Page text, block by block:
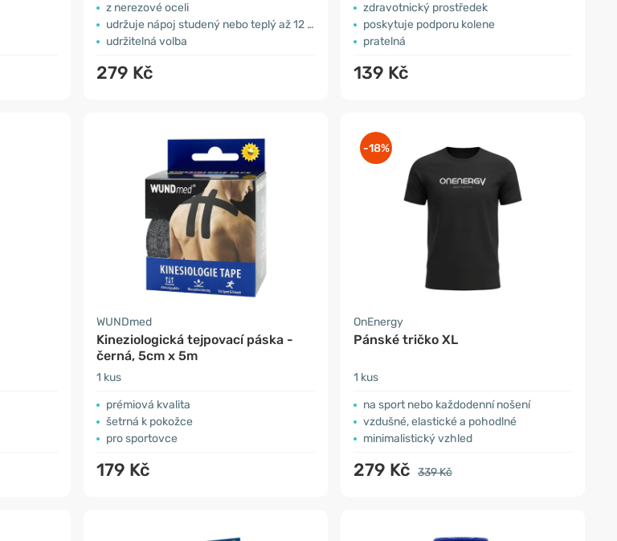
z nerezové oceli
udržuje nápoj studený nebo teplý až 12 hodin
udržitelná volba
279 Kč
zdravotnický prostředek
poskytuje podporu kolene
pratelná
139 Kč
WUNDmed
Kineziologická tejpovací páska -
černá, 5cm x 5m
1 kus
prémiová kvalita
šetrná k pokožce
pro sportovce
179 Kč
-18%
OnEnergy
Pánské tričko XL
1 kus
na sport nebo každodenní nošení
vzdušné, elastické a pohodlné
minimalistický vzhled
279 Kč 339 Kč